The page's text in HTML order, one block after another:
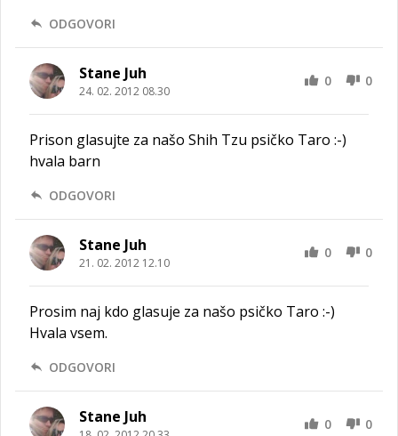
ODGOVORI
Stane Juh
24. 02. 2012 08.30
0 0
Prison glasujte za našo Shih Tzu psičko Taro :-)
hvala barn
ODGOVORI
Stane Juh
21. 02. 2012 12.10
0 0
Prosim naj kdo glasuje za našo psičko Taro :-)
Hvala vsem.
ODGOVORI
Stane Juh 0 0